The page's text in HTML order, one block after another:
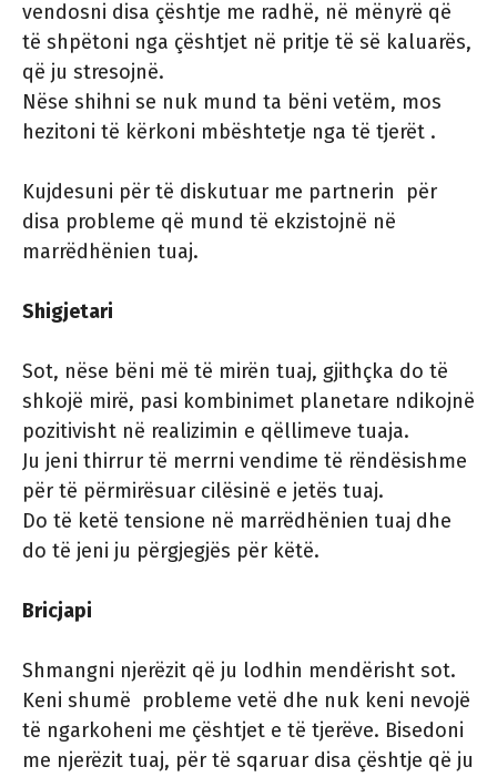
vendosni disa çështje me radhë, në mënyrë që
të shpëtoni nga çështjet në pritje të së kaluarës,
që ju stresojnë.
Nëse shihni se nuk mund ta bëni vetëm, mos
hezitoni të kërkoni mbështetje nga të tjerët .
Kujdesuni për të diskutuar me partnerin për
disa probleme që mund të ekzistojnë në
marrëdhënien tuaj.
Shigjetari
Sot, nëse bëni më të mirën tuaj, gjithçka do të
shkojë mirë, pasi kombinimet planetare ndikojnë
pozitivisht në realizimin e qëllimeve tuaja.
Ju jeni thirrur të merrni vendime të rëndësishme
për të përmirësuar cilësinë e jetës tuaj.
Do të ketë tensione në marrëdhënien tuaj dhe
do të jeni ju përgjegjës për këtë.
Bricjapi
Shmangni njerëzit që ju lodhin mendërisht sot.
Keni shumë probleme vetë dhe nuk keni nevojë
të ngarkoheni me çështjet e të tjerëve. Bisedoni
me njerëzit tuaj, për të sqaruar disa çështje që ju